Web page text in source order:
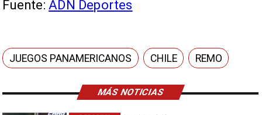
MÁS NOTICIAS
Fuente:ADN Deportes
JUEGOS PANAMERICANOS CHILE REMO